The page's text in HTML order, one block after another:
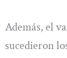
Además, el
sucedieron